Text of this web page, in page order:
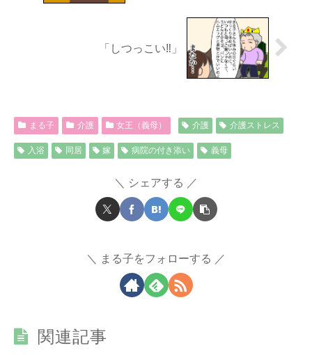
「しつっこい‼︎」
まる子 介護 女王（義母） 介護 介護ストレス
入浴 同居 嫁 病院の付き添い 義母
シェアする
まる子をフォローする
関連記事